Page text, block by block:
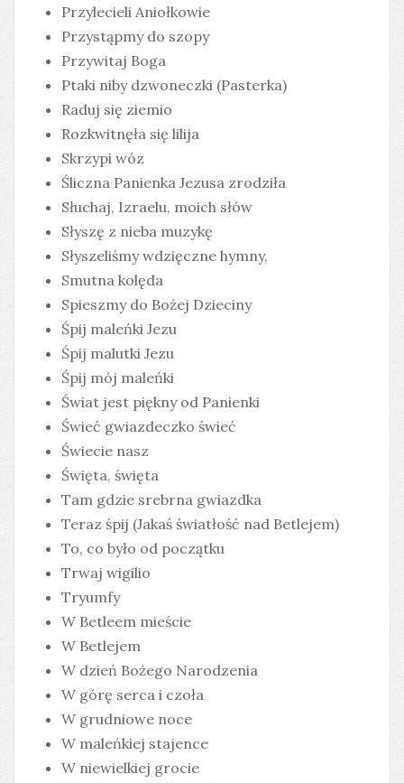
Przylecieli Aniołkowie
Przystąpmy do szopy
Przywitaj Boga
Ptaki niby dzwoneczki (Pasterka)
Raduj się ziemio
Rozkwitnęła się lilija
Skrzypi wóz
Śliczna Panienka Jezusa zrodziła
Słuchaj, Izraelu, moich słów
Słyszę z nieba muzykę
Słyszeliśmy wdzięczne hymny,
Smutna kolęda
Spieszmy do Bożej Dzieciny
Śpij maleńki Jezu
Śpij malutki Jezu
Śpij mój maleńki
Świat jest piękny od Panienki
Świeć gwiazdeczko świeć
Świecie nasz
Święta, święta
Tam gdzie srebrna gwiazdka
Teraz śpij (Jakaś światłość nad Betlejem)
To, co było od początku
Trwaj wigilio
Tryumfy
W Betleem mieście
W Betlejem
W dzień Bożego Narodzenia
W górę serca i czoła
W grudniowe noce
W maleńkiej stajence
W niewielkiej grocie